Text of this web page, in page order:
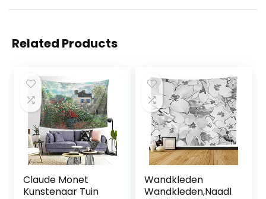
Related Products
Claude Monet
Kunstenaar Tuin
Wandkleden
Wandkleden,Naadl